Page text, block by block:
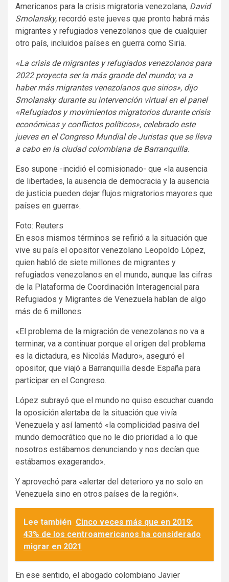
Americanos para la crisis migratoria venezolana, David
Smolansky, recordó este jueves que pronto habrá más
migrantes y refugiados venezolanos que de cualquier
otro país, incluidos países en guerra como Siria.
«La crisis de migrantes y refugiados venezolanos para
2022 proyecta ser la más grande del mundo; va a
haber más migrantes venezolanos que sirios», dijo
Smolansky durante su intervención virtual en el panel
«Refugiados y movimientos migratorios durante crisis
económicas y conflictos políticos», celebrado este
jueves en el Congreso Mundial de Juristas que se lleva
a cabo en la ciudad colombiana de Barranquilla.
Eso supone -incidió el comisionado- que «la ausencia
de libertades, la ausencia de democracia y la ausencia
de justicia pueden dejar flujos migratorios mayores que
países en guerra».
Foto: Reuters
En esos mismos términos se refirió a la situación que
vive su país el opositor venezolano Leopoldo López,
quien habló de siete millones de migrantes y
refugiados venezolanos en el mundo, aunque las cifras
de la Plataforma de Coordinación Interagencial para
Refugiados y Migrantes de Venezuela hablan de algo
más de 6 millones.
«El problema de la migración de venezolanos no va a
terminar, va a continuar porque el origen del problema
es la dictadura, es Nicolás Maduro», aseguró el
opositor, que viajó a Barranquilla desde España para
participar en el Congreso.
López subrayó que el mundo no quiso escuchar cuando
la oposición alertaba de la situación que vivía
Venezuela y así lamentó «la complicidad pasiva del
mundo democrático que no le dio prioridad a lo que
nosotros estábamos denunciando y nos decían que
estábamos exagerando».
Y aprovechó para «alertar del deterioro ya no solo en
Venezuela sino en otros países de la región».
Lee también Cinco veces más que en 2019:
43% de los centroamericanos ha considerado
migrar en 2021
En ese sentido, el abogado colombiano Javier